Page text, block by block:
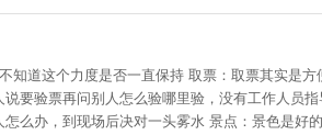
知道这个力度是否一直保持 取票：取票其实是
要验票再问别人怎么验哪里验，没有工作人
么办，到现场后决对一头雾水 景点：景色是